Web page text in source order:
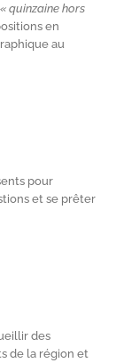
« quinzaine hors
en
au
pour
et se prêter
des
de la région et